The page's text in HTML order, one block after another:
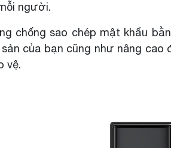
người.
chống sao chép mật khẩu
của bạn cũng như nâng
vệ.